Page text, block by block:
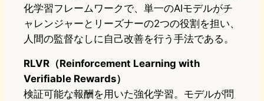
化学習フレームワークで、単一のAIモデルがチ
ャレンジャーとリーズナーの2つの役割を担い、
人間の監督なしに自己改善を行う手法である。
RLVR（Reinforcement Learning with
Verifiable Rewards）
検証可能な報酬を用いた強化学習。モデルが問